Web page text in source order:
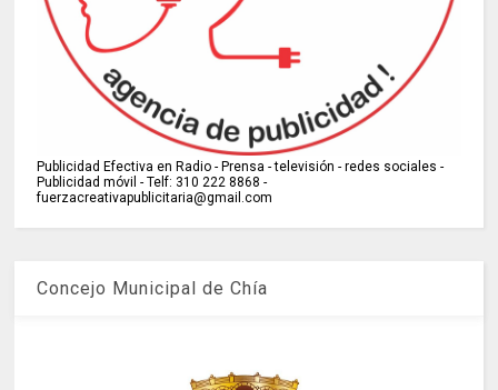
Publicidad Efectiva en Radio - Prensa - televisión - redes sociales -
Publicidad móvil - Telf: 310 222 8868 -
fuerzacreativapublicitaria@gmail.com
Concejo Municipal de Chía